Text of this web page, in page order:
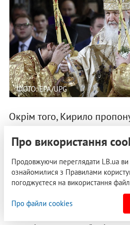
ФОТО: EPA/UPG
Окрім того, Кирило
кількості єпархій. Це мало
По-перше, збільшити частку
єпископату всередині
таку реформу ще у 2007 р.
Україні, розділивши кожну
нові. Так збільшилася
Про використання
Продовжуючи переглядати LB.ua
ознайомилися з Правилами
погоджуєтеся на використання
Про файли cookies